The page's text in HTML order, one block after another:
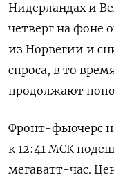
Нидерландах и
четверг на фоне
из Норвегии и
спроса, в то
продолжают
Фронт-фьючерс
к 12:41 МСК
мегаватт-час.